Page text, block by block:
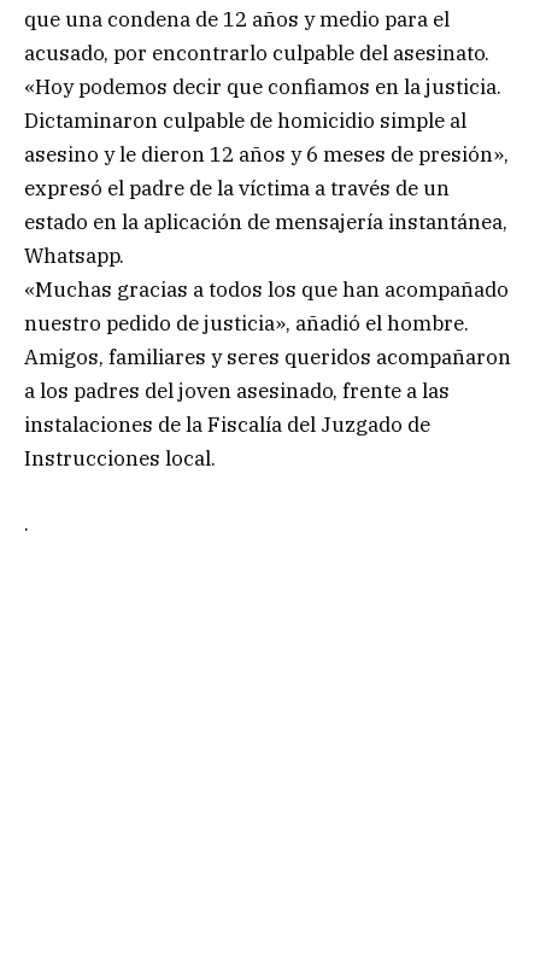
que una condena de 12 años y medio para el
acusado, por encontrarlo culpable del asesinato.
«Hoy podemos decir que confiamos en la justicia.
Dictaminaron culpable de homicidio simple al
asesino y le dieron 12 años y 6 meses de presión»,
expresó el padre de la víctima a través de un
estado en la aplicación de mensajería instantánea,
Whatsapp.
«Muchas gracias a todos los que han acompañado
nuestro pedido de justicia», añadió el hombre.
Amigos, familiares y seres queridos acompañaron
a los padres del joven asesinado, frente a las
instalaciones de la Fiscalía del Juzgado de
Instrucciones local.
.